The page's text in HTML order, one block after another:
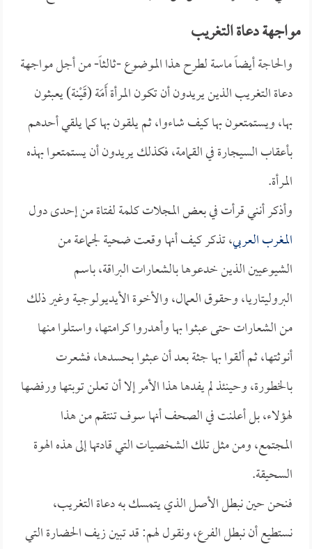
مواجهة دعاة التغريب
والحاجة أيضاً ماسة لطرح هذا الموضوع -ثالثاً- من أجل مواجهة
دعاة التغريب الذين يريدون أن تكون المرأة أَمَة (قَيْنة) يعبثون
بها، ويستمتعون بها كيف شاءوا، ثم يلقون بها كما يلقي أحدهم
بأعقاب السيجارة في القمامة، فكذلك يريدون أن يستمتعوا بهذه
المرأة.
وأذكر أنني قرأت في بعض المجلات كلمة لفتاة من إحدى دول
المغرب العربي، تذكر كيف أنها وقعت ضحية لجماعة من
الشيوعيين الذين خدعوها بالشعارات البراقة، باسم
البروليتاريا، وحقوق العمال، والأخوة الأيديولوجية وغير ذلك
من الشعارات حتى عبثوا بها وأهدروا كرامتها، واستلوا منها
أنوثتها، ثم ألقوا بها جثة بعد أن عبثوا بحسدها، فشعرت
بالخطورة، وحينئذ لم يفدها هذا الأمر إلا أن تعلن توبتها ورفضها
لهؤلاء، بل أعلنت في الصحف أنها سوف تنتقم من هذا
المجتمع، ومن مثل تلك الشخصيات التي قادتها إلى هذه الهوة
السحيقة.
فنحن حين نبطل الأصل الذي يتمسك به دعاة التغريب،
نستطيع أن نبطل الفرع، ونقول لهم: قد تبين زيف الحضارة التي